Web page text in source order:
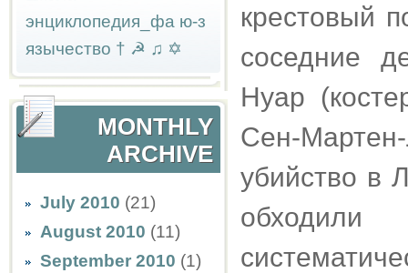
энциклопедия_фа ю-з
язычество † ☭ ♫ ✡
MONTHLY
ARCHIVE
July 2010 (21)
August 2010 (11)
September 2010 (1)
крестовый
соседние
Нуар
Сен-Мартен-
убийство в
обходили